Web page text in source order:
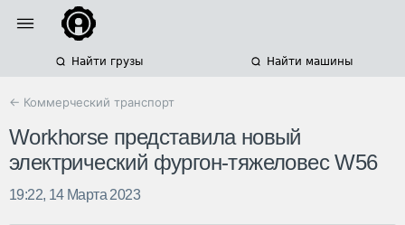
Найти грузы Найти машины
← Коммерческий транспорт
Workhorse представила новый
электрический фургон-тяжеловес W56
19:22, 14 Марта 2023